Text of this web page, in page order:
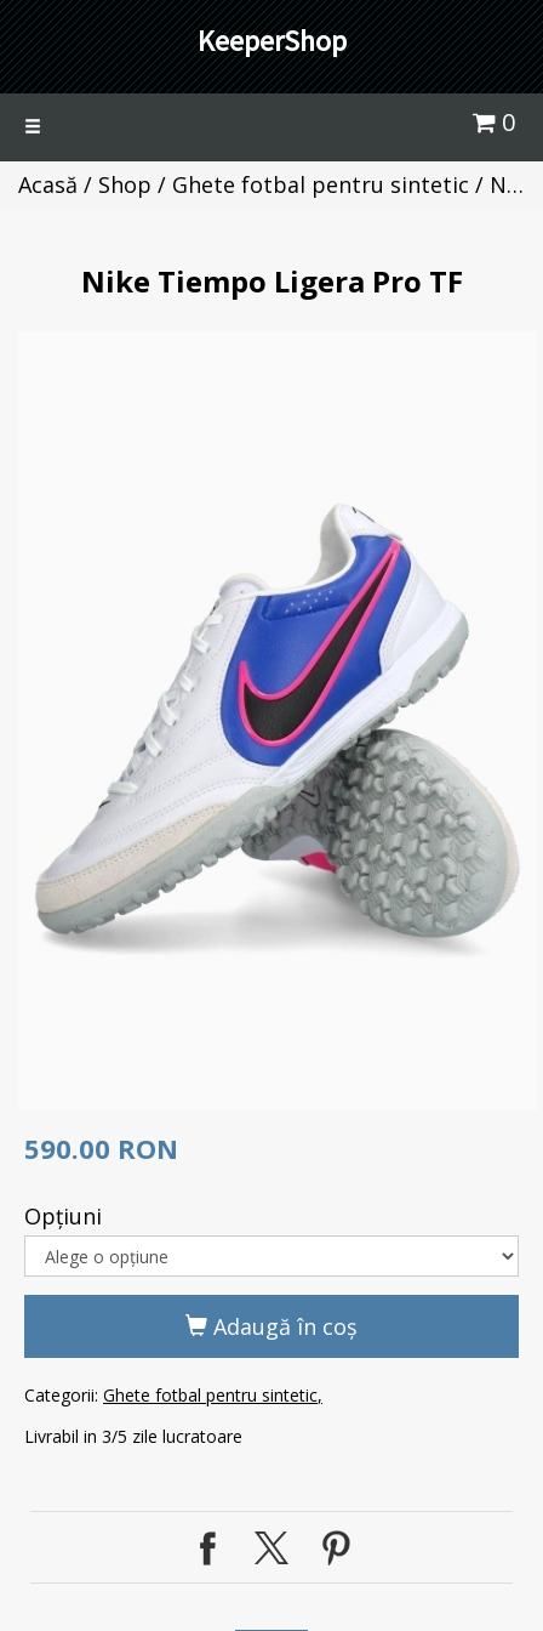
KeeperShop
Toggle
0
Acasă / Shop / Ghete fotbal pentru sintetic / Nike Tiempo Ligera Pro TF
Nike Tiempo Ligera Pro TF
590.00 RON
Opţiuni
Adaugă în coş
Categorii: Ghete fotbal pentru sintetic
Livrabil in 3/5 zile lucratoare